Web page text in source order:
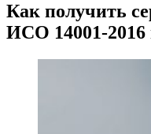
Как получить
ИСО 14001-2016